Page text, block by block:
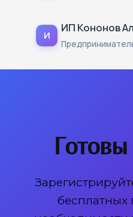
И
ИП Кононов
бесплатных